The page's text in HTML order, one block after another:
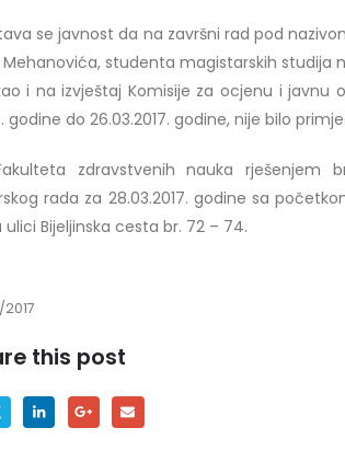
se javnost da na završni rad pod
studenta magistarskih studija
i na izvještaj Komisije za ocjenu i javnu
godine do 26.03.2017. godine, nije bilo
zdravstvenih nauka rješenjem
rada za 28.03.2017. godine sa
ulici Bijeljinska cesta br. 72 – 74.
this post
za javnost 30.07.2026.
za javnost 30.07.2026.
Beganlić – rezultati
Prof. dr
24/07/2026
22/07/2026